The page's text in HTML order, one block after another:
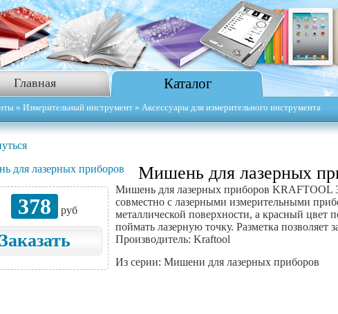
Главная Каталог
» Измерительный инструмент » Аксессуары для измерительного инструмента
Мишень для лазерных
378 руб
Заказать
Мишень для лазерных приборов KRAFTOOL
совместно с лазерными измерительными
металлической поверхности, а красный цвет
поймать лазерную точку. Разметка позволяет
Производитель: Kraftool
Из серии: Мишени для лазерных приборов